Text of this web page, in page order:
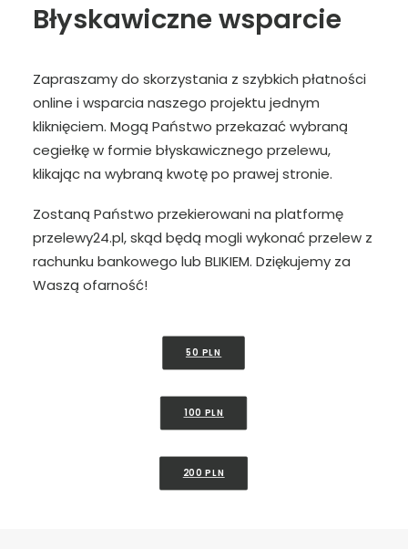
Błyskawiczne wsparcie
Zapraszamy do skorzystania z szybkich płatności
online i wsparcia naszego projektu jednym
kliknięciem. Mogą Państwo przekazać wybraną
cegiełkę w formie błyskawicznego przelewu,
klikając na wybraną kwotę po prawej stronie.
Zostaną Państwo przekierowani na platformę
przelewy24.pl, skąd będą mogli wykonać przelew z
rachunku bankowego lub BLIKIEM. Dziękujemy za
Waszą ofarność!
50 PLN
100 PLN
200 PLN